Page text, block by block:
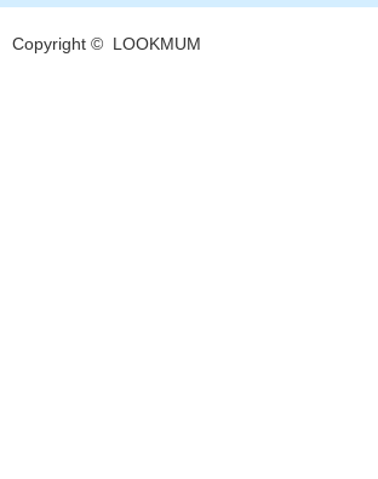
Copyright © LOOKMUM